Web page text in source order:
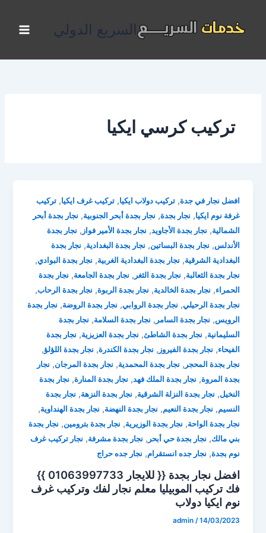
المحتوى
السريع الدولي
تركيب كرسي ايكيا
افضل نجار في جدة,تركيب دولاب ايكيا,تركيب غرف ايكيا,تركيب
غرفة نوم ايكيا, نجار بجدة, نجار بجدة أبحر الجنوبية, نجار بجدة أبحر
الشمالية, نجار بجدة الأجاويد, نجار بجدة الأمير فواز , نجار بجدة
الأندلس, نجار بجدة البساتين, نجار بجدة البغدادية, نجار بجدة
البغدادية الشرقية, نجار بجدة البغدادية الغربية, نجار بجدة البوادي,
نجار بجدة الثعالبة, نجار بجدة الثغر , نجار بجدة الجامعة, نجار بجدة
الحمراء, نجار بجدة الخالدية, نجار بجدة الربوة, نجار بجدة الرحاب,
نجار بجدة الرحيلي, نجار بجدة الروابي, نجار بجدة الروضة, نجار بجدة
الرويس, نجار بجدة السامر , نجار بجدة السلامة, نجار بجدة
السليمانية, نجار بجدة الشاطئ, نجار بجدة العزيزية, نجار بجدة
الفيحاء, نجار بجدة الفيروز , نجار بجدة الكندرة, نجار بجدة اللؤلؤ,
نجار بجدة المحجر , نجار بجدة المحمدية, نجار بجدة المرجان, نجار
بجدة المروة, نجار بجدة الملك فهد, نجار بجدة المنارة, نجار بجدة
النخيل, نجار بجدة النزلة الشرقية, نجار بجدة النزهة, نجار بجدة
النسيم, نجار بجدة النعيم, نجار بجدة النهضة, نجار بجدة الهنداوية,
نجار بجدة الواحة, نجار بجدة الوزيرية, نجار بجدة بترومين, نجار بجدة
بني مالك, نجار بجدة حي أبحر , نجار بجدة مشرفة, نجار تركيب غرف
نوم بجدة, نجار جده انستقرام, نجار جده حراج
افضل نجار بجدة {{ للايجار 01063997733 }}
فك تركيب الموبيليا ⁦معلم نجار لفك وتركيب غرف
نوم ايكيا دولاب
admin /14/03/2023